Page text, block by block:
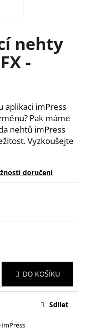
nehty
-
aplikaci imPress
Pak máme
nehtů imPress
Vyzkoušejte
doručení
DO KOŠÍKU
imPress
Sdílet